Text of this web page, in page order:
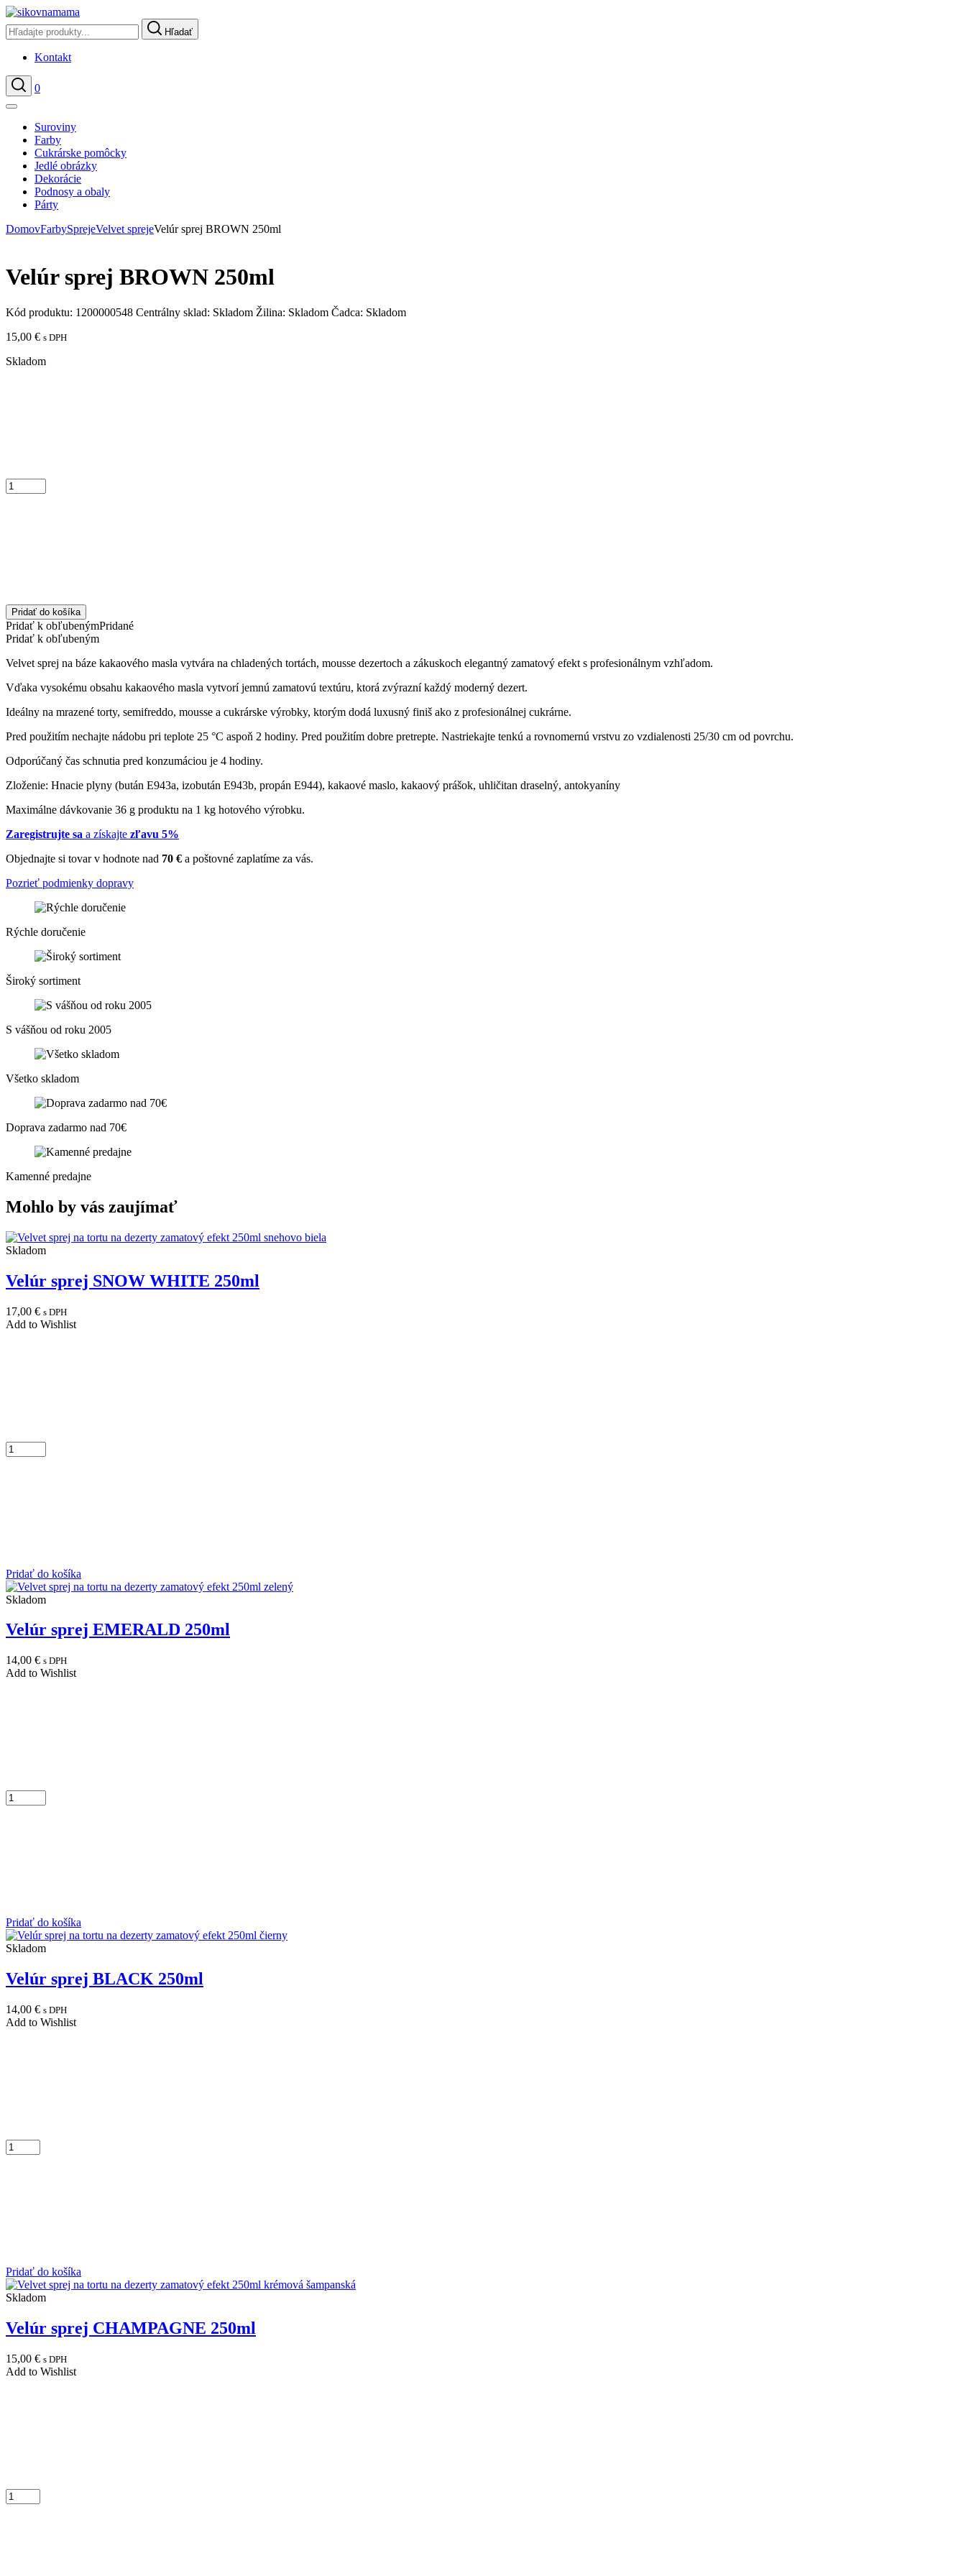
Hľadať
Kontakt
Hľadať
0
Suroviny
Farby
Cukrárske pomôcky
Jedlé obrázky
Dekorácie
Podnosy a obaly
Párty
DomovFarbySprejeVelvet sprejeVelúr sprej BROWN 250ml
Velúr sprej BROWN 250ml
Kód produktu: 1200000548 Centrálny sklad: Skladom Žilina: Skladom Čadca: Skladom
15,00 € s DPH
Skladom
Pridať do košíka
Pridať k obľubenýmPridané
Pridať k obľubeným
Velvet sprej na báze kakaového masla vytvára na chladených tortách, mousse dezertoch a zákuskoch elegantný zamatový efekt s profesionálnym vzhľadom.
Vďaka vysokému obsahu kakaového masla vytvorí jemnú zamatovú textúru, ktorá zvýrazní každý moderný dezert.
Ideálny na mrazené torty, semifreddo, mousse a cukrárske výrobky, ktorým dodá luxusný finiš ako z profesionálnej cukrárne.
Pred použitím nechajte nádobu pri teplote 25 °C aspoň 2 hodiny. Pred použitím dobre pretrepte. Nastriekajte tenkú a rovnomernú vrstvu zo vzdialenosti 25/30 cm od povrchu.
Odporúčaný čas schnutia pred konzumáciou je 4 hodiny.
Zloženie: Hnacie plyny (bután E943a, izobután E943b, propán E944), kakaové maslo, kakaový prášok, uhličitan draselný, antokyaníny
Maximálne dávkovanie 36 g produktu na 1 kg hotového výrobku.
Zaregistrujte sa a získajte zľavu 5%
Objednajte si tovar v hodnote nad 70 € a poštovné zaplatíme za vás.
Pozrieť podmienky dopravy
Rýchle doručenie
Široký sortiment
S vášňou od roku 2005
Všetko skladom
Doprava zadarmo nad 70€
Kamenné predajne
Mohlo by vás zaujímať
Skladom
Velúr sprej SNOW WHITE 250ml
17,00 € s DPH
Add to Wishlist
Pridať do košíka
Skladom
Velúr sprej EMERALD 250ml
14,00 € s DPH
Add to Wishlist
Pridať do košíka
Skladom
Velúr sprej BLACK 250ml
14,00 € s DPH
Add to Wishlist
Pridať do košíka
Skladom
Velúr sprej CHAMPAGNE 250ml
15,00 € s DPH
Add to Wishlist